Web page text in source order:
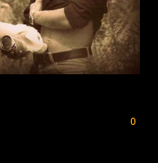
0